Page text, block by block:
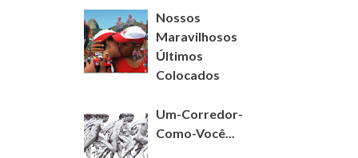
Nossos
Maravilhosos
Últimos
Colocados
Um-Corredor-
Como-Você...